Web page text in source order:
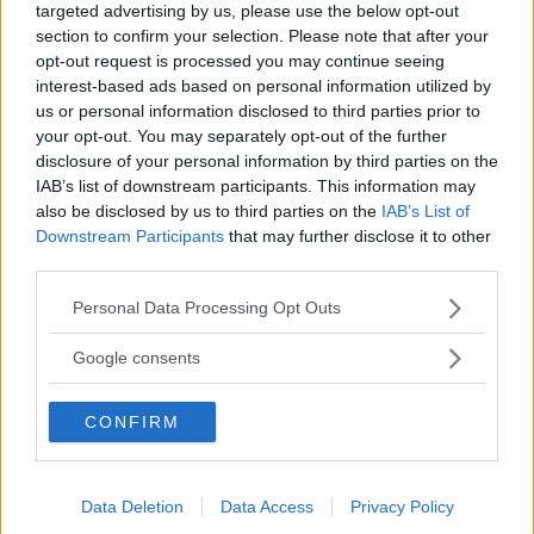
targeted advertising by us, please use the below opt-out
section to confirm your selection. Please note that after your
opt-out request is processed you may continue seeing
interest-based ads based on personal information utilized by
us or personal information disclosed to third parties prior to
your opt-out. You may separately opt-out of the further
disclosure of your personal information by third parties on the
IAB’s list of downstream participants. This information may
also be disclosed by us to third parties on the IAB’s List of
Downstream Participants that may further disclose it to other
Please note that this website/app uses one or more Google
not limited to your visit or usage behaviour. You may click to
use your data for below specified purposes in below Google
consent section.
Personal Data Processing Opt Outs
Google consents
CONFIRM
Data Deletion Data Access Privacy Policy
Läs Frias efterträdare!
Syreär Sveriges enda gröna dagstidning som
finns både digitalt och i tryck.
utanför Järna. Landets Fria
Pekbok ska engagera de
minsta för miljön
Titta skogen är första delen i en serie pekböcker där vi får följa
barn som upptäcker naturen på egen hand. Landets Fria
”Ungdomar tror allt är coolare i
Stockholm”
Dokumentären Hjärta Norsjö följer två bästa vänner från
Norrbottens inland. En vill bort, den andra vill stanna kvar.
Landets Fria
En cyklande farmor från Åmål
Gustafsson står leken i fokus och berättelsen kryddas med hemliga
Landets Fria